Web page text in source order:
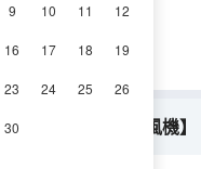
9 10 11 12
16 17 18 19
23 24 25 26
30+雙衞浴+徠芬吹風機】